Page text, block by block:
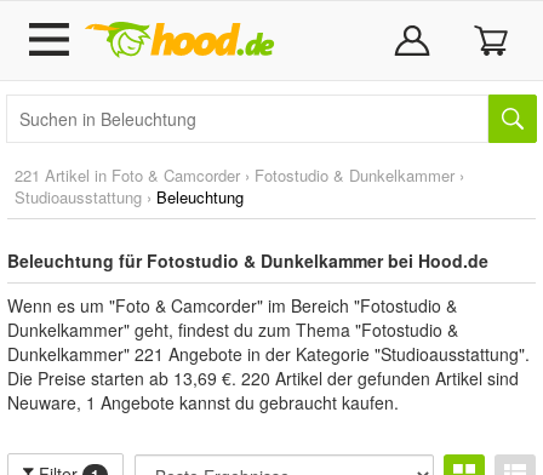
221 Artikel in Foto & Camcorder › Fotostudio & Dunkelkammer ›
Studioausstattung › Beleuchtung
Beleuchtung für Fotostudio & Dunkelkammer bei Hood.de
Wenn es um "Foto & Camcorder" im Bereich "Fotostudio &
Dunkelkammer" geht, findest du zum Thema "Fotostudio &
Dunkelkammer" 221 Angebote in der Kategorie "Studioausstattung".
Die Preise starten ab 13,69 €. 220 Artikel der gefunden Artikel sind
Neuware, 1 Angebote kannst du gebraucht kaufen.